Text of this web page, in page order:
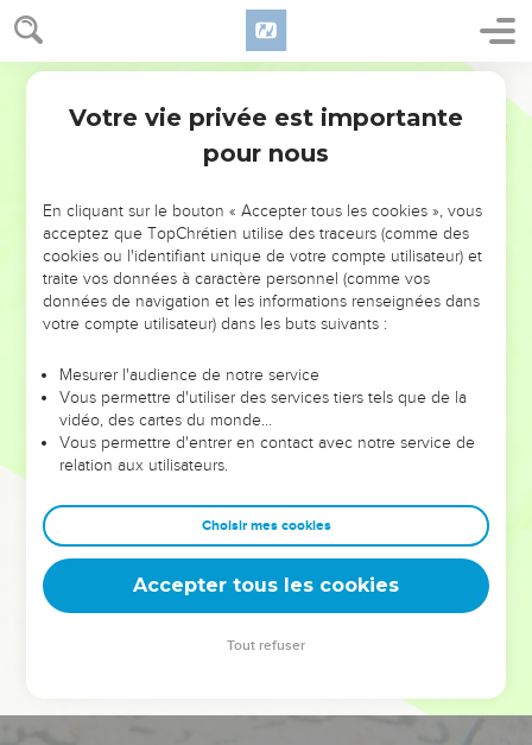
NE MANQUEZ PAS L’ÉVÉNEMENT
DE L’ANNÉE !
ET SI LEURS ERREURS POUVAIENT VOUS ÉVITER LES
VOTRES ?
leur foi ou leur vision. Mais on voit moins les doutes, les erreurs
et les saisons difficiles qu'ils ont traversés, alors même que ce
sont elles qui les ont façonnés.
Dans cette conférence, leaders, entrepreneurs, et responsables
clés pour avancer avec plus de sagesse afin que leurs erreurs
deviennent vos tremplins. Que vous guidiez un ministère, une
équipe, un groupe ou une famille, leur expérience est faite
Votre vie privée est importante
pour nous
En cliquant sur le bouton « Accepter tous les cookies », vous
acceptez que TopChrétien utilise des traceurs (comme des
cookies ou l'identifiant unique de votre compte utilisateur) et
traite vos données à caractère personnel (comme vos
données de navigation et les informations renseignées dans
votre compte utilisateur) dans les buts suivants :
Mesurer l'audience de notre service
Vous permettre d'utiliser des services tiers tels que de la
vidéo, des cartes du monde…
Vous permettre d'entrer en contact avec notre service de
relation aux utilisateurs.
Choisir mes cookies
Accepter tous les cookies
Tout refuser